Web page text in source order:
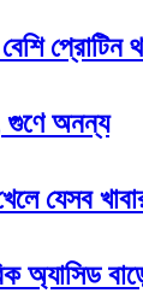
প্রোটিন
গুণে অনন্য
যেসব
অ্যাসিড